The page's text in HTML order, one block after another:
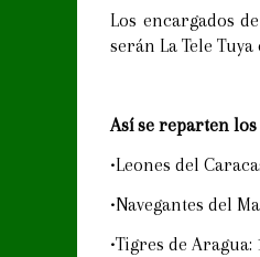
Los encargados
serán La Tele Tuya
Así se reparten
•Leones del
•Navegantes del
•Tigres de Aragua: